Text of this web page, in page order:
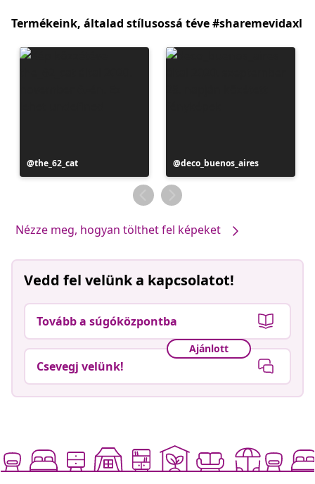
Termékeink, általad stílusossá téve #sharemevidaxl
Bejegyzés
közzétevője
the_62_cat
Bejegyzés
közzétevője
deco_buenos_aires
Nézze meg, hogyan tölthet fel képeket
Vedd fel velünk a kapcsolatot!
Tovább a súgóközpontba
Ajánlott
Csevegj velünk!